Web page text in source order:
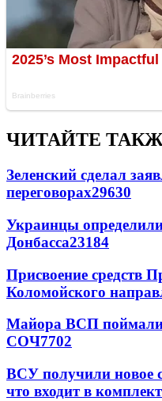
ЧИТАЙТЕ
Зеленский сделал
переговорах29630
Украинцы
Донбасса23184
Присвоение средств
Коломойского
Майора ВСП
СОЧ7702
ВСУ получили новое
что входит в комплект